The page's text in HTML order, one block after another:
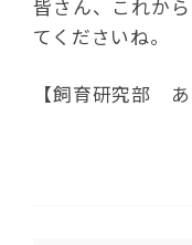
皆さん、これか
てくださいね。
【飼育研究部 あ